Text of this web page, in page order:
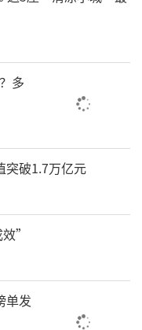
多
突破1.7万亿元
”
单发